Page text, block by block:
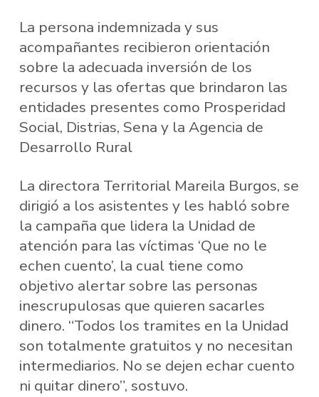
La persona indemnizada y sus
acompañantes recibieron orientación
sobre la adecuada inversión de los
recursos y las ofertas que brindaron las
entidades presentes como Prosperidad
Social, Distrias, Sena y la Agencia de
Desarrollo Rural
La directora Territorial Mareila Burgos, se
dirigió a los asistentes y les habló sobre
la campaña que lidera la Unidad de
atención para las víctimas ‘Que no le
echen cuento’, la cual tiene como
objetivo alertar sobre las personas
inescrupulosas que quieren sacarles
dinero. “Todos los tramites en la Unidad
son totalmente gratuitos y no necesitan
intermediarios. No se dejen echar cuento
ni quitar dinero”, sostuvo.